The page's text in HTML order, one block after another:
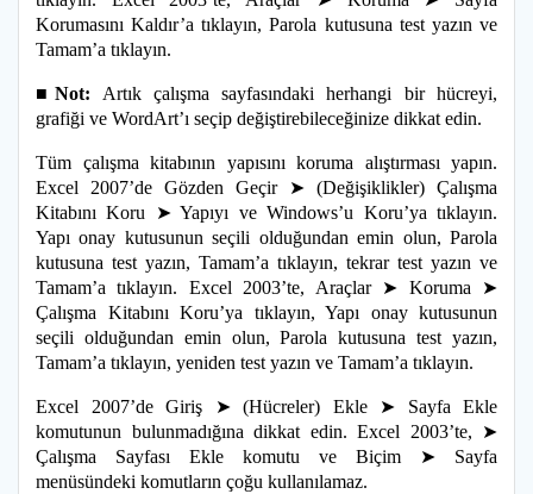
Korumasını Kaldır’a tıklayın, Parola kutusuna test yazın ve
Tamam’a tıklayın.
■Not: Artık çalışma sayfasındaki herhangi bir hücreyi,
grafiği ve WordArt’ı seçip değiştirebileceğinize dikkat edin.
Tüm çalışma kitabının yapısını koruma alıştırması yapın.
Excel 2007’de Gözden Geçir ➤ (Değişiklikler) Çalışma
Kitabını Koru ➤ Yapıyı ve Windows’u Koru’ya tıklayın.
Yapı onay kutusunun seçili olduğundan emin olun, Parola
kutusuna test yazın, Tamam’a tıklayın, tekrar test yazın ve
Tamam’a tıklayın. Excel 2003’te, Araçlar ➤ Koruma ➤
Çalışma Kitabını Koru’ya tıklayın, Yapı onay kutusunun
seçili olduğundan emin olun, Parola kutusuna test yazın,
Tamam’a tıklayın, yeniden test yazın ve Tamam’a tıklayın.
Excel 2007’de Giriş ➤ (Hücreler) Ekle ➤ Sayfa Ekle
komutunun bulunmadığına dikkat edin. Excel 2003’te, ➤
Çalışma Sayfası Ekle komutu ve Biçim ➤ Sayfa
menüsündeki komutların çoğu kullanılamaz.